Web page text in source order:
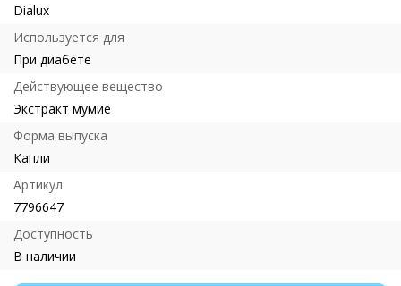
Dialux
Используется для
При диабете
Действующее вещество
Экстракт мумие
Форма выпуска
Капли
Артикул
7796647
Доступность
В наличии